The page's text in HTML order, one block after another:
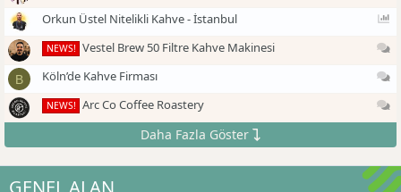
Orkun Üstel Nitelikli Kahve - İstanbul
NEWS! Vestel Brew 50 Filtre Kahve Makinesi
B Köln’de Kahve Firması
NEWS! Arc Co Coffee Roastery
Daha Fazla Göster